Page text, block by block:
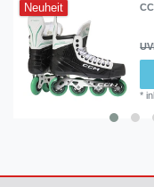
Neuheit
*